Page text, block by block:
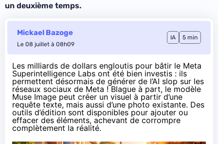
un deuxième temps.
Mickael Bazoge
Le 08 juillet à 08h09
IA 5 min
Les milliards de dollars engloutis pour bâtir le ​Meta
Superintelligence Labs ont été bien investis : ils
permettent désormais de générer de l’AI slop sur les
réseaux sociaux de Meta ! Blague à part, le modèle
Muse Image peut créer un visuel à partir d’une
requête texte, mais aussi d’une photo existante. Des
outils d’édition sont disponibles pour ajouter ou
effacer des éléments, achevant de corrompre
complètement la réalité.